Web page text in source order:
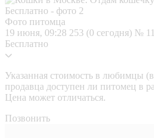
Фото питомца
19 июня, 09:28 253 (0 сегодня) №
Бесплатно
Указанная стоимость в любимцы
продавца доступен ли питомец в
Цена может отличаться.
Позвонить